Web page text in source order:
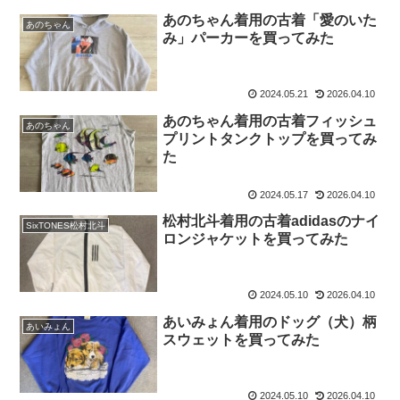
あのちゃん
あのちゃん着用の古着「愛のいた
み」パーカーを買ってみた
2024.05.21 2026.04.10
あのちゃん
あのちゃん着用の古着フィッシュ
プリントタンクトップを買ってみ
た
2024.05.17 2026.04.10
SixTONES松村北斗
松村北斗着用の古着adidasのナイ
ロンジャケットを買ってみた
2024.05.10 2026.04.10
あいみょん
あいみょん着用のドッグ（犬）柄
スウェットを買ってみた
2024.05.10 2026.04.10